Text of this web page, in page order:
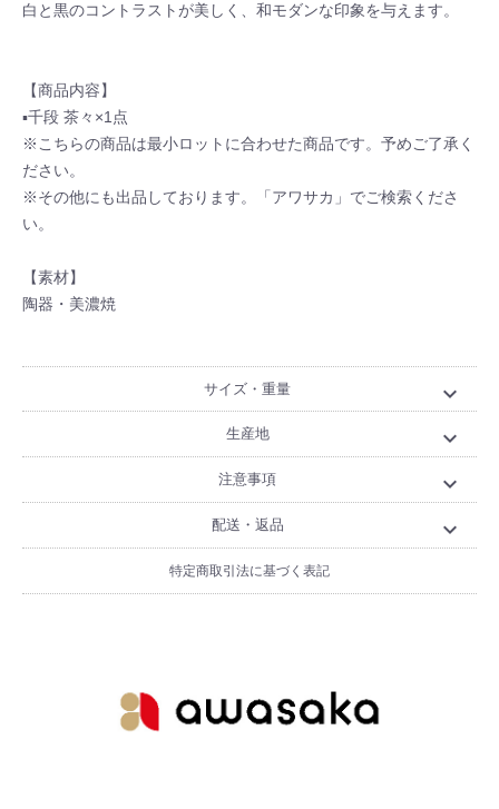
白と黒のコントラストが美しく、和モダンな印象を与えます。
【商品内容】
▪千段 茶々×1点
※こちらの商品は最小ロットに合わせた商品です。予めご了承く
ださい。
※その他にも出品しております。「アワサカ」でご検索くださ
い。
【素材】
陶器・美濃焼
サイズ・重量 expand_more
生産地 expand_more
注意事項 expand_more
配送・返品 expand_more
特定商取引法に基づく表記